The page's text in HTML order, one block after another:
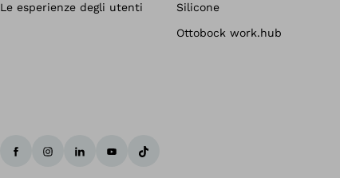
Le esperienze degli utenti
Silicone
Ottobock work.hub